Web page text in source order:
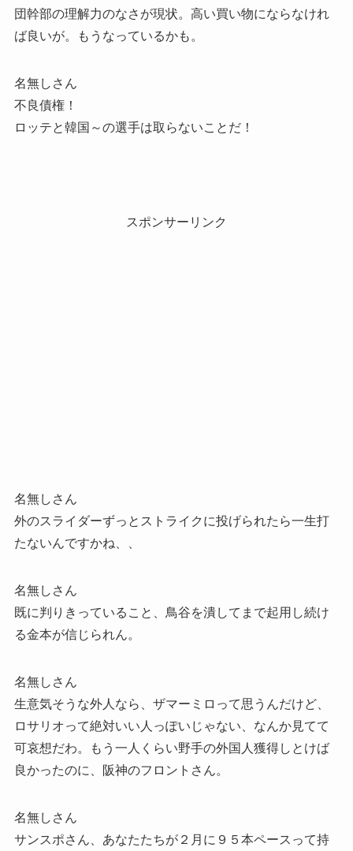
団幹部の理解力のなさが現状。高い買い物にならなけれ
ば良いが。もうなっているかも。
名無しさん
不良債権！
ロッテと韓国～の選手は取らないことだ！
スポンサーリンク
名無しさん
外のスライダーずっとストライクに投げられたら一生打
たないんですかね、、
名無しさん
既に判りきっていること、鳥谷を潰してまで起用し続け
る金本が信じられん。
名無しさん
生意気そうな外人なら、ザマーミロって思うんだけど、
ロサリオって絶対いい人っぽいじゃない、なんか見てて
可哀想だわ。もう一人くらい野手の外国人獲得しとけば
良かったのに、阪神のフロントさん。
名無しさん
サンスポさん、あなたたちが２月に９５本ペースって持